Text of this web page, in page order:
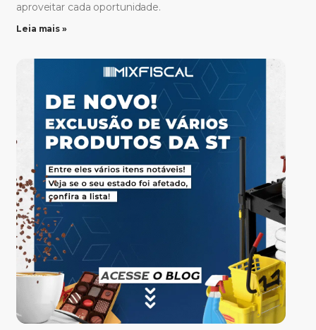
aproveitar cada oportunidade.
Leia mais »